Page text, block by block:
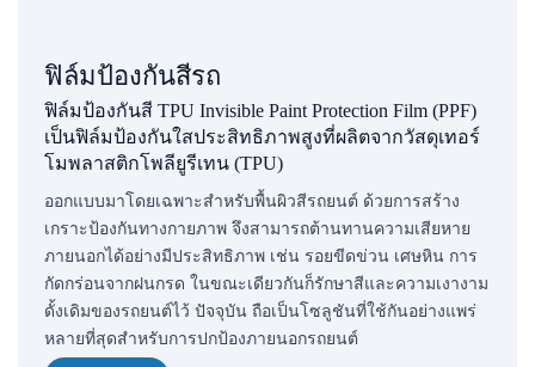
ฟิล์มป้องกันสีรถ
ฟิล์มป้องกันสี TPU Invisible Paint Protection Film (PPF)
เป็นฟิล์มป้องกันใสประสิทธิภาพสูงที่ผลิตจากวัสดุเทอร์
โมพลาสติกโพลียูรีเทน (TPU)
ออกแบบมาโดยเฉพาะสำหรับพื้นผิวสีรถยนต์ ด้วยการสร้าง
เกราะป้องกันทางกายภาพ จึงสามารถต้านทานความเสียหาย
ภายนอกได้อย่างมีประสิทธิภาพ เช่น รอยขีดข่วน เศษหิน การ
กัดกร่อนจากฝนกรด ในขณะเดียวกันก็รักษาสีและความเงางาม
ดั้งเดิมของรถยนต์ไว้ ปัจจุบัน ถือเป็นโซลูชันที่ใช้กันอย่างแพร่
หลายที่สุดสำหรับการปกป้องภายนอกรถยนต์